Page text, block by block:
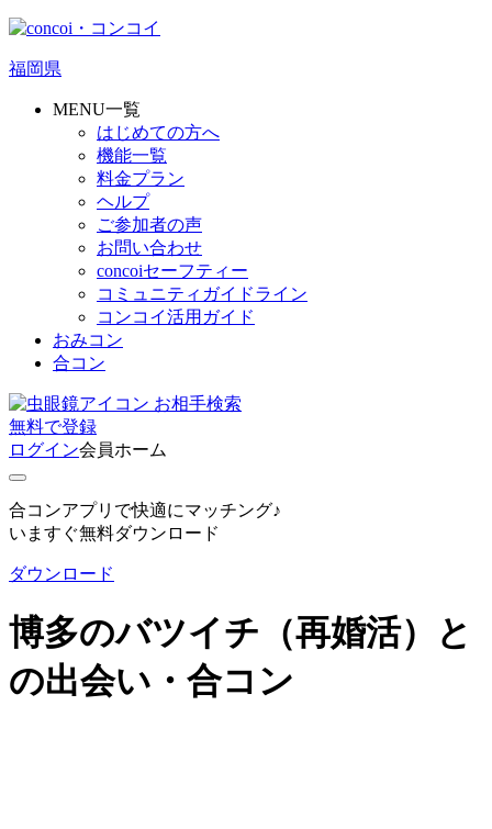
福岡県
MENU一覧
はじめての方へ
機能一覧
料金プラン
ヘルプ
ご参加者の声
お問い合わせ
concoiセーフティー
コミュニティガイドライン
コンコイ活用ガイド
おみコン
合コン
お相手検索
無料で登録
ログイン会員ホーム
合コンアプリで快適にマッチング♪
いますぐ無料ダウンロード
ダウンロード
博多のバツイチ（再婚活）と
の出会い・合コン